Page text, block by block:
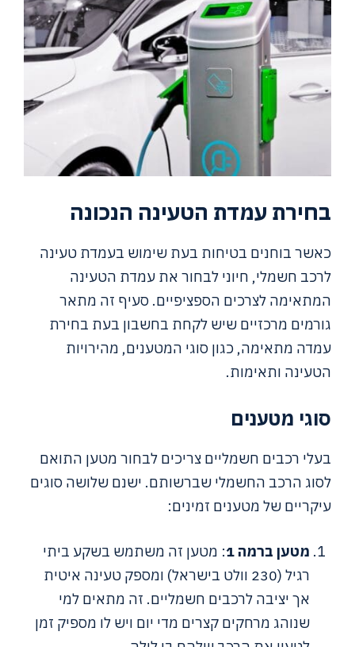
בחירת עמדת הטעינה הנכונה
כאשר בוחנים בטיחות בעת שימוש בעמדת טעינה
לרכב חשמלי, חיוני לבחור את עמדת הטעינה
המתאימה לצרכים הספציפיים. סעיף זה מתאר
גורמים מרכזיים שיש לקחת בחשבון בעת בחירת
עמדה מתאימה, כגון סוגי המטענים, מהירויות
הטעינה ותאימות.
סוגי מטענים
בעלי רכבים חשמליים צריכים לבחור מטען התואם
לסוג הרכב החשמלי שברשותם. ישנם שלושה סוגים
עיקריים של מטענים זמינים:
מטען ברמה 1
: מטען זה משתמש בשקע ביתי
רגיל (230 וולט בישראל) ומספק טעינה איטית
אך יציבה לרכבים חשמליים. זה מתאים למי
שנוהג מרחקים קצרים מדי יום ויש לו מספיק זמן